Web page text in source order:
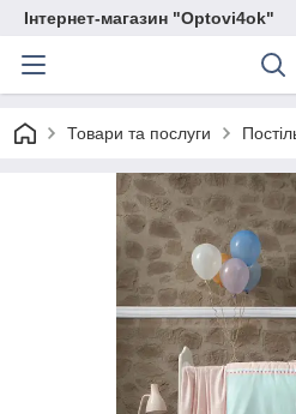
Інтернет-магазин "Optovi4ok"
Товари та послуги